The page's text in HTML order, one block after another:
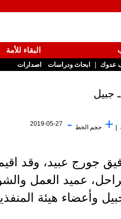
البقاء للأمة
عدوك | ابحاث ودراسات اصدارات
جبيل
+ حجم الخط -
2019-05-27
جورج عبيد، وقد
عميد العمل
وأعضاء هيئة